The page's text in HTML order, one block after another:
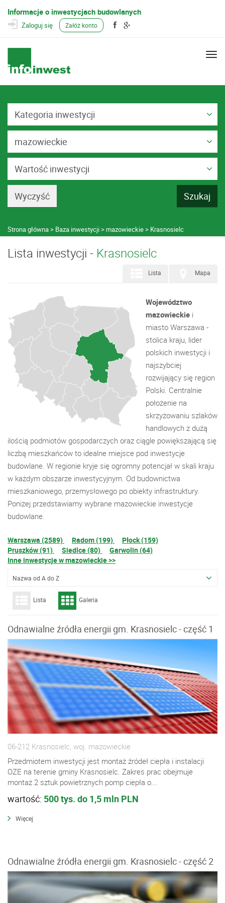
Informacje o inwestycjach budowlanych
Zaloguj się Załóż konto
Kategoria inwestycji
mazowieckie
Wartość inwestycji
Strona główna Baza inwestycji mazowieckie Krasnosielc
Lista inwestycji - Krasnosielc
Mapa
Lista
Województwo
mazowieckie i
miasto Warszawa -
stolica kraju, lider
polskich inwestycji i
najszybciej
rozwijający się region
Polski. Centralnie
położenie na
skrzyżowaniu szlaków
handlowych z dużą
ilością podmiotów gospodarczych oraz ciągle powiększającą się
liczbą mieszkańców to idealne miejsce pod inwestycje
budowlane. W regionie kryje się ogromny potencjał w skali kraju
w każdym obszarze inwestycyjnym. Od budownictwa
mieszkaniowego, przemysłowego po obiekty infrastruktury.
Poniżej przedstawiamy wybrane mazowieckie inwestycje
budowlane.
Warszawa (2589) Radom (199)
Płock (159)
Pruszków (91)
Siedlce (80)
Garwolin (64)
Inne inwestycje w mazowieckie >>
Nazwa od A do Z
Lista Galeria
Odnawialne źródła energii gm. Krasnosielc - część 1
06-212 Krasnosielc, woj. mazowieckie
Przedmiotem inwestycji jest montaż źródeł ciepła i instalacji
OZE na terenie gminy Krasnosielc. Zakres prac obejmuje
montaż 2 sztuk powietrznych pomp ciepła o...
wartość: 500 tys. do 1,5 mln PLN
Więcej
Odnawialne źródła energii gm. Krasnosielc - część 2